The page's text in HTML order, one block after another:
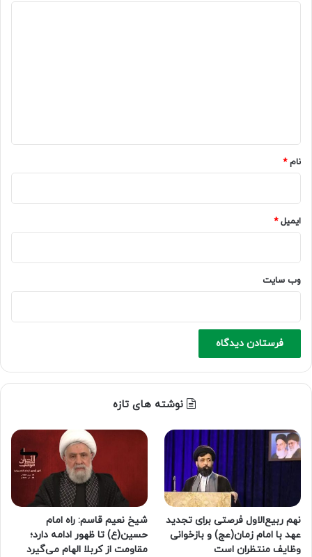
نام*
ایمیل*
وب‌ سایت
نوشته های تازه
نهم ربیع‌الاول فرصتی برای تجدید
عهد با امام زمان(عج) و بازخوانی
وظایف منتظران است
شیخ نعیم قاسم: راه امام
حسین(ع) تا ظهور ادامه دارد؛
مقاومت از کربلا الهام می‌گیرد